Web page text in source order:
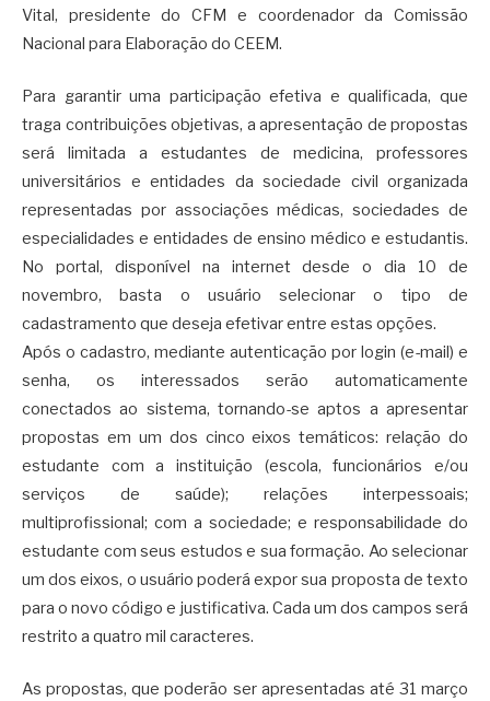
Vital, presidente do CFM e coordenador da Comissão
Nacional para Elaboração do CEEM.
Para garantir uma participação efetiva e qualificada, que
traga contribuições objetivas, a apresentação de propostas
será limitada a estudantes de medicina, professores
universitários e entidades da sociedade civil organizada
representadas por associações médicas, sociedades de
especialidades e entidades de ensino médico e estudantis.
No portal, disponível na internet desde o dia 10 de
novembro, basta o usuário selecionar o tipo de
cadastramento que deseja efetivar entre estas opções.
Após o cadastro, mediante autenticação por login (e-mail) e
senha, os interessados serão automaticamente
conectados ao sistema, tornando-se aptos a apresentar
propostas em um dos cinco eixos temáticos: relação do
estudante com a instituição (escola, funcionários e/ou
serviços de saúde); relações interpessoais;
multiprofissional; com a sociedade; e responsabilidade do
estudante com seus estudos e sua formação. Ao selecionar
um dos eixos, o usuário poderá expor sua proposta de texto
para o novo código e justificativa. Cada um dos campos será
restrito a quatro mil caracteres.
As propostas, que poderão ser apresentadas até 31 março